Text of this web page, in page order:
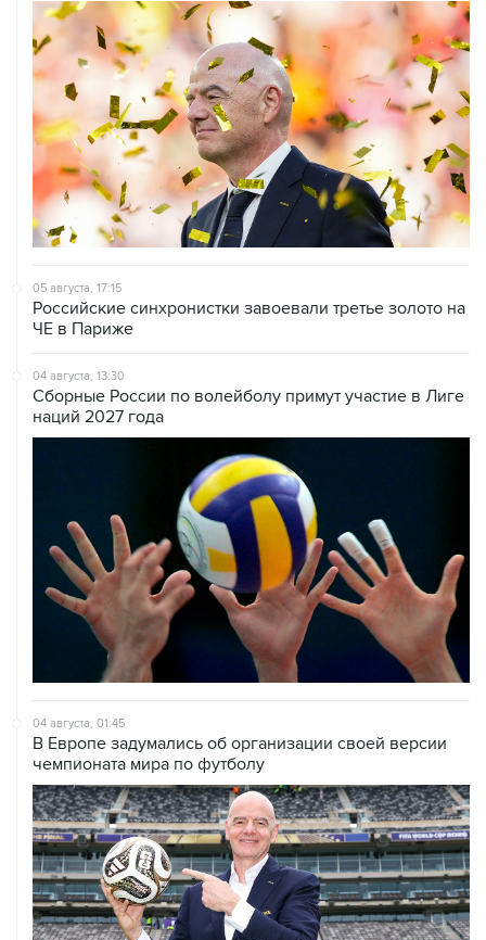
05 августа, 17:15
Российские синхронистки завоевали третье золото на
ЧЕ в Париже
04 августа, 13:30
Сборные России по волейболу примут участие в Лиге
наций 2027 года
04 августа, 01:45
В Европе задумались об организации своей версии
чемпионата мира по футболу